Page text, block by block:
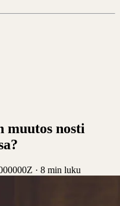
muutos nosti
· 8 min luku